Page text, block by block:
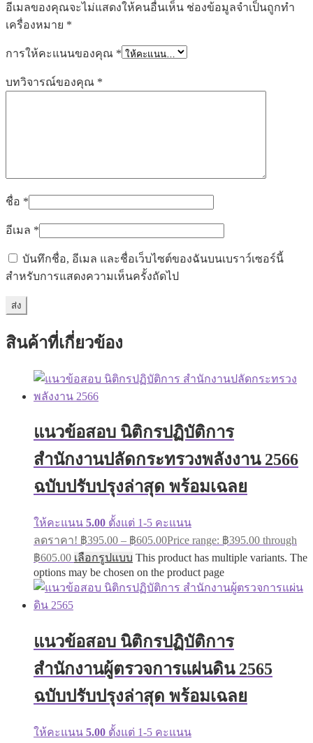
อีเมลของคุณจะไม่แสดงให้คนอื่นเห็น ช่องข้อมูลจำเป็นถูกทำ
เครื่องหมาย *
การให้คะแนนของคุณ *
บทวิจารณ์ของคุณ *
ชื่อ *
อีเมล *
บันทึกชื่อ, อีเมล และชื่อเว็บไซต์ของฉันบนเบราว์เซอร์นี้
สำหรับการแสดงความเห็นครั้งถัดไป
สินค้าที่เกี่ยวข้อง
แนวข้อสอบ นิติกรปฏิบัติการ
สำนักงานปลัดกระทรวงพลังงาน 2566
ฉบับปรับปรุงล่าสุด พร้อมเฉลย
ให้คะแนน 5.00 ตั้งแต่ 1-5 คะแนน
ลดราคา! ฿395.00 – ฿605.00Price range: ฿395.00 through
฿605.00 เลือกรูปแบบ This product has multiple variants. The
options may be chosen on the product page
แนวข้อสอบ นิติกรปฏิบัติการ
สำนักงานผู้ตรวจการแผ่นดิน 2565
ฉบับปรับปรุงล่าสุด พร้อมเฉลย
ให้คะแนน 5.00 ตั้งแต่ 1-5 คะแนน